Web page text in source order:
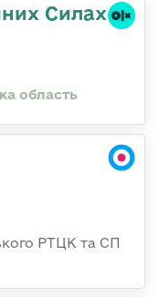
Силах
область
РТЦК та СП